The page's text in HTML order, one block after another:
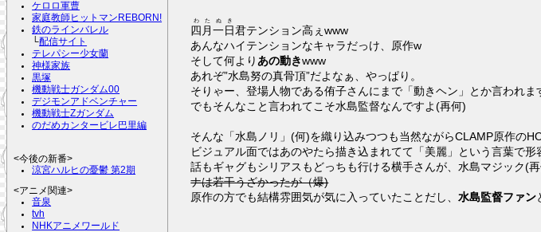
ケロロ軍曹
家庭教師ヒットマンREBORN!
鉄のラインバレル
└配信サイト
テレパシー少女蘭
神様家族
黒塚
機動戦士ガンダム00
デジモンアドベンチャー
機動戦士Zガンダム
のだめカンタービレ巴里編
<今後の新番>
涼宮ハルヒの憂鬱 第2期
<アニメ関連>
音泉
tvh
NHKアニメワールド
四月一日
わたぬき
君テンション高ぇwww
あんなハイテンションなキャラだっけ、原作w
そして何より あの動きwww
あれぞ”水島努の真骨頂”だよなぁ、やっぱり。
そりゃー、登場人物である侑子さんにまで「動きヘン」とか言われま
でもそんなこと言われてこそ水島監督なんですよ(再何)
そんな「水島ノリ」(何)を織り込みつつも当然ながらCLAMP原作の
ビジュアル面ではあのやたら描き込まれてて「美麗」という言葉で
話もギャグもシリアスもどっちも行ける横手さんが、水島マジック(
ナは若干うざかったが（爆)
原作の方でも結構雰囲気が気に入っていたことだし、水島監督ファン